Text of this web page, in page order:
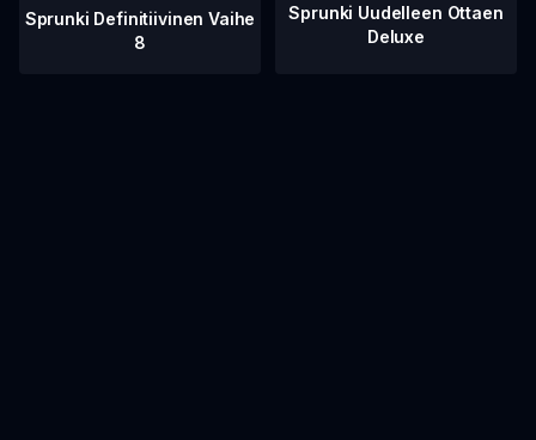
Sprunki Definitiivinen Vaihe
8
Sprunki Uudelleen Ottaen
Deluxe